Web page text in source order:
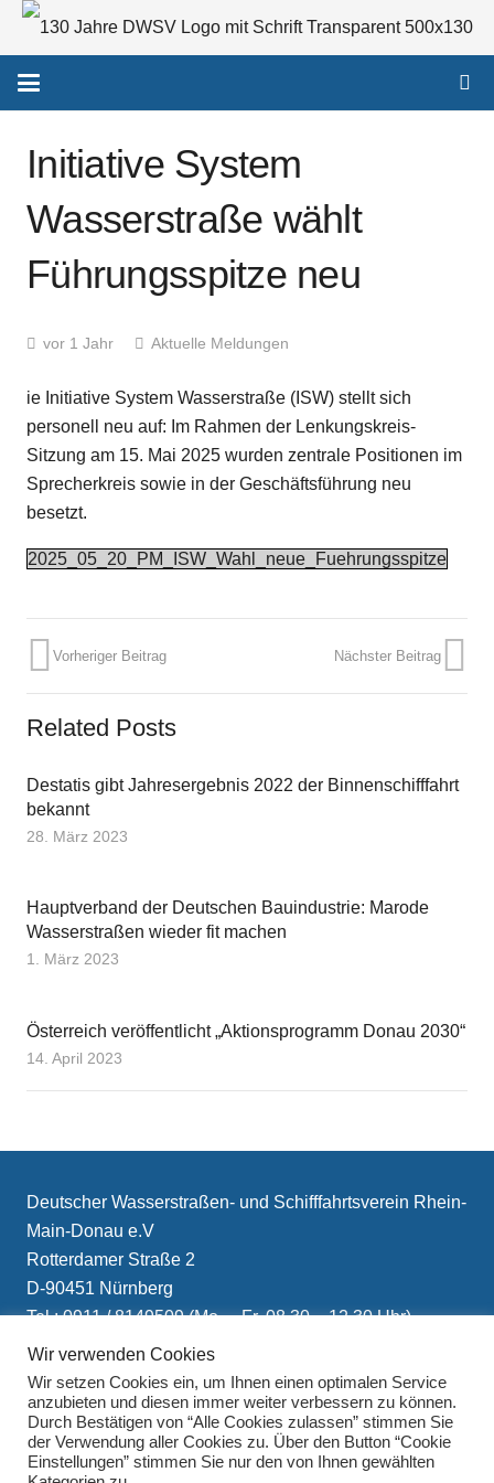
Initiative System
Wasserstraße wählt
Führungsspitze neu
vor 1 Jahr Aktuelle Meldungen
ie Initiative System Wasserstraße (ISW) stellt sich
personell neu auf: Im Rahmen der Lenkungskreis-
Sitzung am 15. Mai 2025 wurden zentrale Positionen im
Sprecherkreis sowie in der Geschäftsführung neu
besetzt.
2025_05_20_PM_ISW_Wahl_neue_Fuehrungsspitze
Vorheriger Beitrag Nächster Beitrag
Related Posts
Destatis gibt Jahresergebnis 2022 der Binnenschifffahrt
bekannt
28. März 2023
Hauptverband der Deutschen Bauindustrie: Marode
Wasserstraßen wieder fit machen
1. März 2023
Österreich veröffentlicht „Aktionsprogramm Donau 2030“
14. April 2023
Deutscher Wasserstraßen- und Schifffahrtsverein Rhein-
Main-Donau e.V
Rotterdamer Straße 2
D-90451 Nürnberg
Tel.: 0911 / 8149509 (Mo. – Fr. 08.30 – 12.30 Uhr)
E-Mail: info(at)schifffahrtsverein.de
Wir verwenden Cookies
Wir setzen Cookies ein, um Ihnen einen optimalen Service
anzubieten und diesen immer weiter verbessern zu können.
Durch Bestätigen von “Alle Cookies zulassen” stimmen Sie
der Verwendung aller Cookies zu. Über den Button “Cookie
Einstellungen” stimmen Sie nur den von Ihnen gewählten